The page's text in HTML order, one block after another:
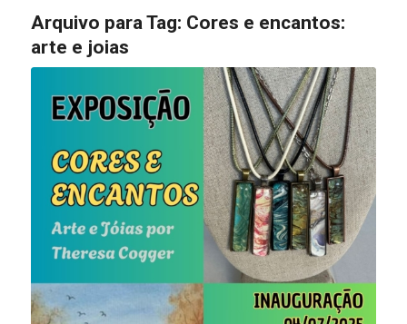
Arquivo para Tag: Cores e encantos:
arte e joias